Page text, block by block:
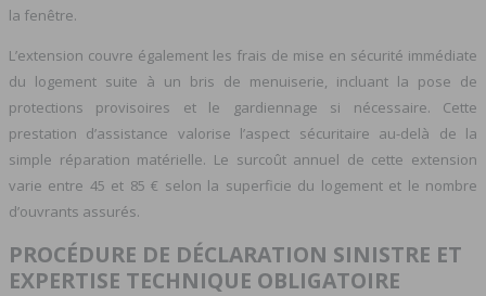
la fenêtre.
L’extension couvre également les frais de mise en sécurité immédiate
du logement suite à un bris de menuiserie, incluant la pose de
protections provisoires et le gardiennage si nécessaire. Cette
prestation d’assistance valorise l’aspect sécuritaire au-delà de la
simple réparation matérielle. Le surcoût annuel de cette extension
varie entre 45 et 85 € selon la superficie du logement et le nombre
d’ouvrants assurés.
PROCÉDURE DE DÉCLARATION SINISTRE ET
EXPERTISE TECHNIQUE OBLIGATOIRE